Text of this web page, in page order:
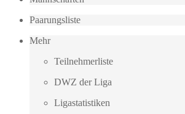
Paarungsliste
Mehr
Teilnehmerliste
DWZ der Liga
Ligastatistiken